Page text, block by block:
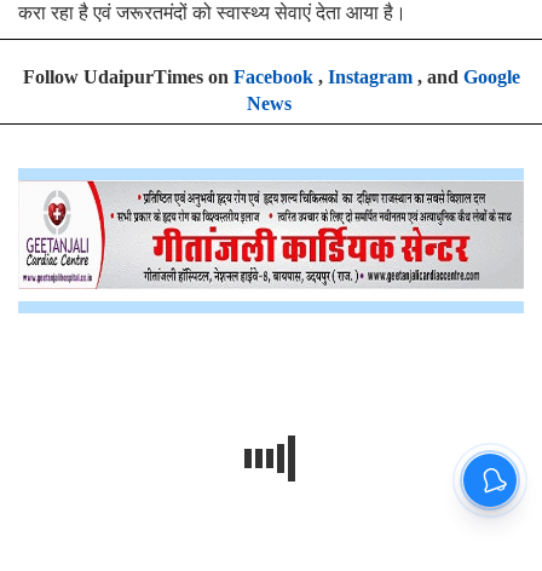
करा रहा है एवं जरूरतमंदों को स्वास्थ्य सेवाएं देता आया है।
Follow UdaipurTimes on Facebook, Instagram, and Google
News